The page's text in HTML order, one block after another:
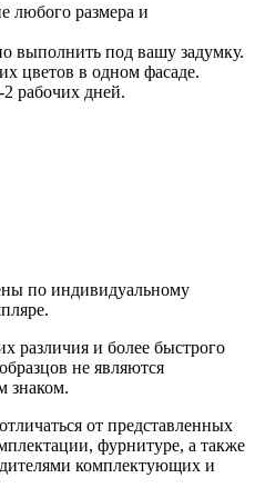
любого размера и
выполнить под вашу задумку.
цветов в одном фасаде.
2 рабочих дней.
по индивидуальному
различия и более быстрого
не являются
знаком.
от представленных
фурнитуре, а также
комплектующих и